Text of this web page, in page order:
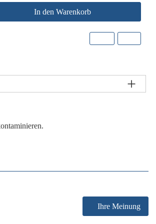
In den Warenkorb
Ihre Meinung